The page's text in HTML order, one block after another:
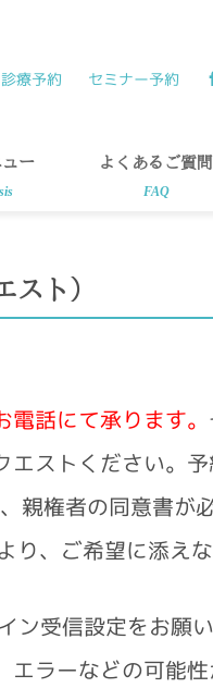
診療予約
セミナー予約
ー よくあるご質問
FAQ
スト）
話にて承ります。
エストください。
親権者の同意書が
り、ご希望に添え
ン受信設定をお願
エラーなどの可能